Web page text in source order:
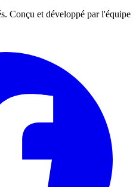
Conçu et développé par l'équipe